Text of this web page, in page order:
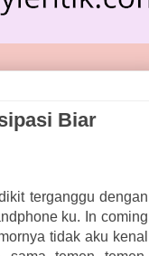
Biar
terganggu dengan
ku. In coming
tidak aku kenal